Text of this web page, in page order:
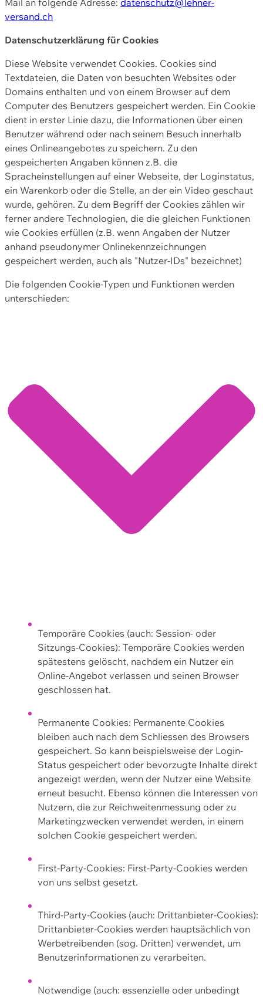
versand.ch
Datenschutzerklärung für Cookies
Diese Website verwendet Cookies. Cookies sind
Textdateien, die Daten von besuchten Websites oder
Domains enthalten und von einem Browser auf dem
Computer des Benutzers gespeichert werden. Ein Cookie
dient in erster Linie dazu, die Informationen über einen
Benutzer während oder nach seinem Besuch innerhalb
eines Onlineangebotes zu speichern. Zu den
gespeicherten Angaben können z.B. die
Spracheinstellungen auf einer Webseite, der Loginstatus,
ein Warenkorb oder die Stelle, an der ein Video geschaut
wurde, gehören. Zu dem Begriff der Cookies zählen wir
ferner andere Technologien, die die gleichen Funktionen
wie Cookies erfüllen (z.B. wenn Angaben der Nutzer
anhand pseudonymer Onlinekennzeichnungen
gespeichert werden, auch als "Nutzer-IDs" bezeichnet)
Die folgenden Cookie-Typen und Funktionen werden
unterschieden:
Temporäre Cookies (auch: Session- oder
Sitzungs-Cookies): Temporäre Cookies werden
spätestens gelöscht, nachdem ein Nutzer ein
Online-Angebot verlassen und seinen Browser
geschlossen hat.
Permanente Cookies: Permanente Cookies
bleiben auch nach dem Schliessen des Browsers
gespeichert. So kann beispielsweise der Login-
Status gespeichert oder bevorzugte Inhalte direkt
angezeigt werden, wenn der Nutzer eine Website
erneut besucht. Ebenso können die Interessen von
Nutzern, die zur Reichweitenmessung oder zu
Marketingzwecken verwendet werden, in einem
solchen Cookie gespeichert werden.
First-Party-Cookies: First-Party-Cookies werden
von uns selbst gesetzt.
Third-Party-Cookies (auch: Drittanbieter-Cookies):
Drittanbieter-Cookies werden hauptsächlich von
Werbetreibenden (sog. Dritten) verwendet, um
Benutzerinformationen zu verarbeiten.
Notwendige (auch: essenzielle oder unbedingt